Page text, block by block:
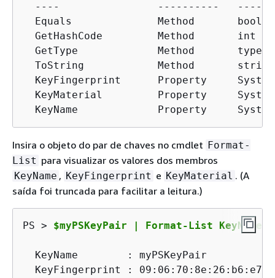
----                ----------
Equals              Method       bool
GetHashCode         Method       int
GetType             Method       type
ToString            Method
KeyFingerprint      Property
KeyMaterial         Property
KeyName             Property
Insira o objeto do par de chaves no cmdlet Format-
List para visualizar os valores dos membros
KeyName , KeyFingerprint e KeyMaterial . (A
saída foi truncada para facilitar a leitura.)
PS > $myPSKeyPair | Format-List
  KeyName        : myPSKeyPair
KeyFingerprint :